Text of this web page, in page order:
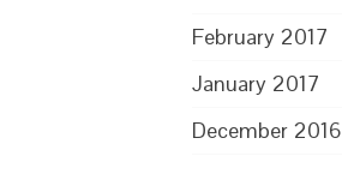
February 2017
January 2017
December 2016